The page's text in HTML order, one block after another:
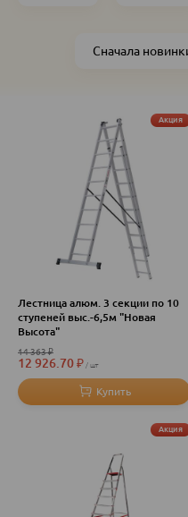
Акция
Лестница алюм. 3 секции по 10
ступеней выс.-6,5м "Новая
Высота"
14 363₽
12 926.70₽ шт
Акция